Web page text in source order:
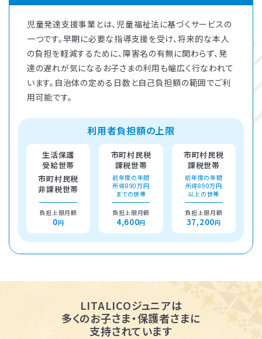
児童発達支援事業とは、児童福祉法に基づくサービスの
一つです。早期に必要な指導支援を受け、将来的な本人
の負担を軽減するために、障害名の有無に関わらず、発
達の遅れが気になるお子さまの利用も幅広く行なわれて
います。自治体の定める日数と自己負担額の範囲でご利
用可能です。
利用者負担額の上限
生活保護
受給世帯
市町村民税
非課税世帯
負担上限月額
0円
市町村民税
課税世帯
前年度の年間
所得890万円
までの世帯
負担上限月額
4,600円
市町村民税
課税世帯
前年度の年間
所得890万円
以上の世帯
負担上限月額
37,200円
LITALICOジュニアは
多くのお子さま・保護者さまに
支持されています